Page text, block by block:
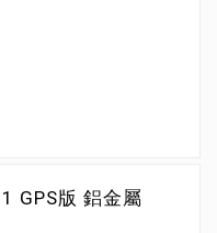
GPS版 鋁金屬